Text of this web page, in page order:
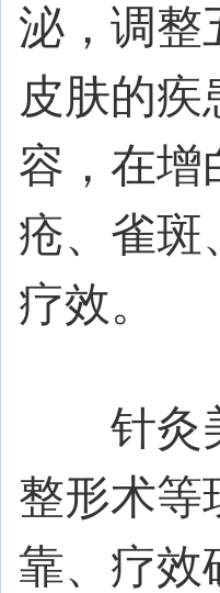
泌，调整
皮肤的
容，在增
疮、雀斑
疗效。
针灸美
整形术等
靠、疗效